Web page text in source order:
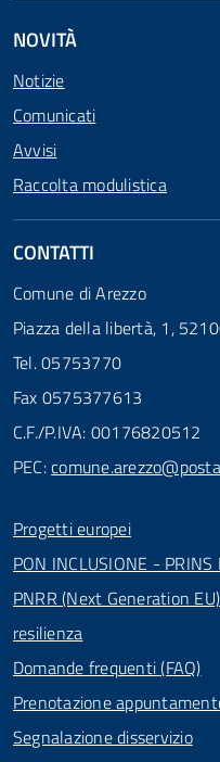
NOVITÀ
Notizie
Comunicati
Avvisi
Raccolta modulistica
CONTATTI
Comune di Arezzo
Piazza della libertà, 1,
Tel. 05753770
Fax 0575377613
C.F./P.IVA: 00176820512
PEC:
Progetti europei
PON INCLUSIONE -
PNRR (Next Generation
resilienza
Domande frequenti (FAQ)
Prenotazione
Segnalazione disservizio